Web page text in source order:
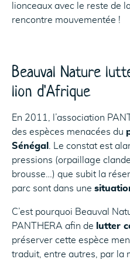
lionceaux avec le reste de
rencontre mouvementée !
Beauval Nature
lion d'Afrique
En 2011, l’association
des espèces menacées du
Sénégal
. Le constat est
pressions (orpaillage
brousse…) que subit la
parc sont dans une
C’est pourquoi Beauval
PANTHERA afin de
lutter
préserver cette espèce
traduit, entre autres, par la